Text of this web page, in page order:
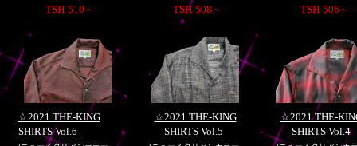
TSH-510～ TSH-508～ TSH-506～
☆2021 THE-KING
SHIRTS Vol.6
☆2021 THE-KING
SHIRTS Vol.5
☆2021 THE-
SHIRTS Vol.4